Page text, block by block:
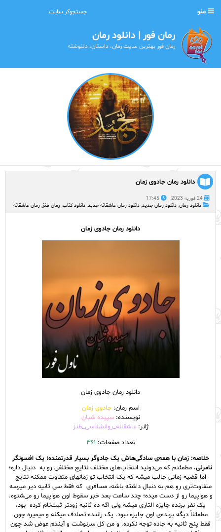
منو
رمان فور | دانلود رمان
رمان فور بهترین سایت رمان، داستان، دلنوشته
دانلود رمان جادوی زمان
24 فوریه 2023
17:45
دانلود رمان, دانلود رمان جدید, دانلود رمان عاشقانه جدید, دانلود کتاب, رمان طنز, رمان عاشقانه
دانلود رمان جادوی زمان
دانلود رمان جادوی زمان
اسم رمان:جادوی زمان
نویسنده:سپیده شبان
ژانر:عاشقانه_روانشناسی_طنز
تعداد صفحات: ۳۶۱
خلاصه: زمان با همه‌ی سادگی‌هاش یک جادوگر بسیار قدرتمنده؛ یک افسونگر
نامرئی. مطمئنم که می‌دونید انتخاب‌های مختلف نتایج مختلفی رو به دنبال داره؛
اما قضیه زمانی جالب میشه که یک انتخاب تو زمانهای متفاوت ممکنه نتایج
متفاوت‌تری رو هم به دنبال داشته باشه، مسافری که فقط سی ثانیه دیر میرسه
و هواپیما رو از دست میده؛ چند ساعت بعد خبر سقوط اون هواپیما رو می‌شنوه.
یک نفر برنده جایزه التاری میشه ولی اگه ده ثانیه زودتر ثبت‌نام کرده بود،
مطمئناً دیگه برنده‌ی اون جایزه نبود. یک راننده تصادف میکنه و میمیره چون
فقط پنج ثانیه به جاده توجه نکرده. و من کل سرنوشت و آیندم عوض شد چون